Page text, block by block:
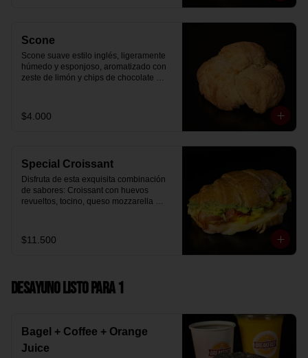
Scone
Scone suave estilo inglés, ligeramente
húmedo y esponjoso, aromatizado con
zeste de limón y chips de chocolate
desayuno dulce y equilibrado.
$4.000
Special Croissant
Disfruta de esta exquisita combinación
de sabores: Croissant con huevos
revueltos, tocino, queso mozzarella
$11.500
Desayuno Listo para 1
Bagel + Coffee + Orange
Juice